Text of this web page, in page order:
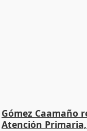
Gómez Caamaño
Atención